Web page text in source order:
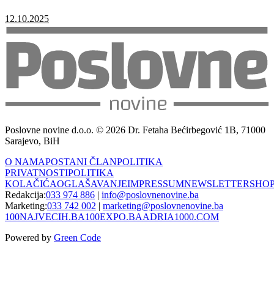
12.10.2025
Poslovne novine d.o.o. © 2026 Dr. Fetaha Bećirbegović 1B, 71000
Sarajevo, BiH
O NAMAPOSTANI ČLANPOLITIKA
PRIVATNOSTIPOLITIKA
KOLAČIĆAOGLAŠAVANJEIMPRESSUMNEWSLETTER
Redakcija:033 974 886 | info@poslovnenovine.ba
Marketing:033 742 002 | marketing@poslovnenovine.ba
100NAJVECIH.BA100EXPO.BAADRIA1000.COM
Powered by Green Code